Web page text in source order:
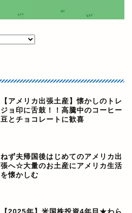
【アメリカ出張土産】懐かしのトレ
ジョ印に舌鼓！！高騰中のコーヒー
豆とチョコレートに歓喜
ねず夫帰国後はじめてのアメリカ出
張へ☆大量のお土産にアメリカ生活
を懐かしむ